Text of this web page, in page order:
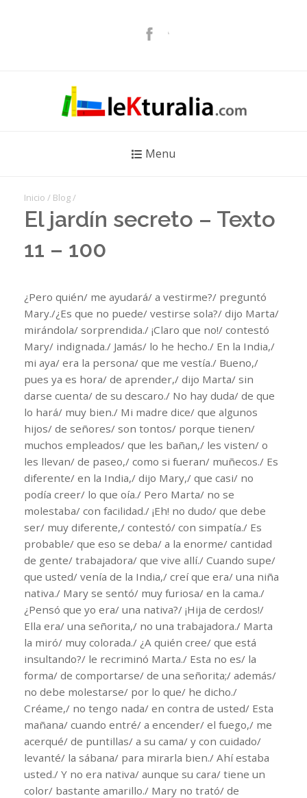
Menu
Inicio / Blog /
El jardín secreto – Texto
11 – 100
¿Pero quién/ me ayudará/ a vestirme?/ preguntó
Mary./¿Es que no puede/ vestirse sola?/ dijo Marta/
mirándola/ sorprendida./ ¡Claro que no!/ contestó
Mary/ indignada./ Jamás/ lo he hecho./ En la India,/
mi aya/ era la persona/ que me vestía./ Bueno,/
pues ya es hora/ de aprender,/ dijo Marta/ sin
darse cuenta/ de su descaro./ No hay duda/ de que
lo hará/ muy bien./ Mi madre dice/ que algunos
hijos/ de señores/ son tontos/ porque tienen/
muchos empleados/ que les bañan,/ les visten/ o
les llevan/ de paseo,/ como si fueran/ muñecos./ Es
diferente/ en la India,/ dijo Mary,/ que casi/ no
podía creer/ lo que oía./ Pero Marta/ no se
molestaba/ con facilidad./ ¡Eh! no dudo/ que debe
ser/ muy diferente,/ contestó/ con simpatía./ Es
probable/ que eso se deba/ a la enorme/ cantidad
de gente/ trabajadora/ que vive allí./ Cuando supe/
que usted/ venía de la India,/ creí que era/ una niña
nativa./ Mary se sentó/ muy furiosa/ en la cama./
¿Pensó que yo era/ una nativa?/ ¡Hija de cerdos!/
Ella era/ una señorita,/ no una trabajadora./ Marta
la miró/ muy colorada./ ¿A quién cree/ que está
insultando?/ le recriminó Marta./ Esta no es/ la
forma/ de comportarse/ de una señorita;/ además/
no debe molestarse/ por lo que/ he dicho./
Créame,/ no tengo nada/ en contra de usted/ Esta
mañana/ cuando entré/ a encender/ el fuego,/ me
acerqué/ de puntillas/ a su cama/ y con cuidado/
levanté/ la sábana/ para mirarla bien./ Ahí estaba
usted./ Y no era nativa/ aunque su cara/ tiene un
color/ bastante amarillo./ Mary no trató/ de